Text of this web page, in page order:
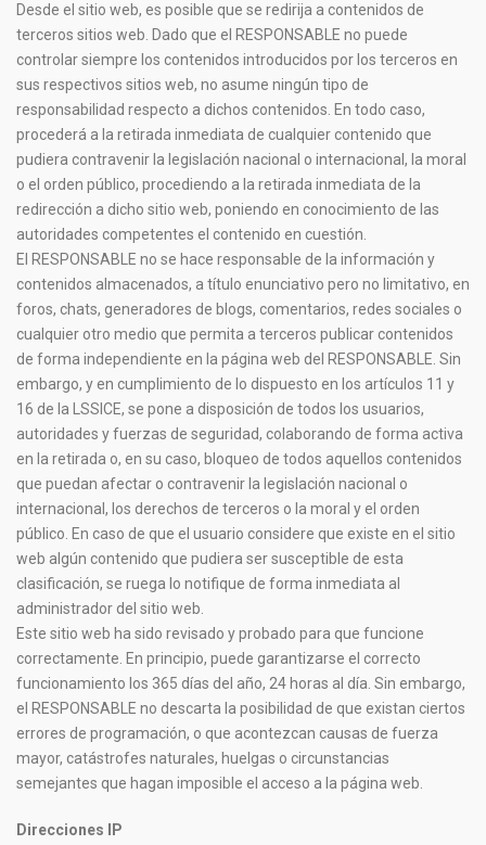
Desde el sitio web, es posible que se redirija a contenidos de
terceros sitios web. Dado que el RESPONSABLE no puede
controlar siempre los contenidos introducidos por los terceros en
sus respectivos sitios web, no asume ningún tipo de
responsabilidad respecto a dichos contenidos. En todo caso,
procederá a la retirada inmediata de cualquier contenido que
pudiera contravenir la legislación nacional o internacional, la moral
o el orden público, procediendo a la retirada inmediata de la
redirección a dicho sitio web, poniendo en conocimiento de las
autoridades competentes el contenido en cuestión.
El RESPONSABLE no se hace responsable de la información y
contenidos almacenados, a título enunciativo pero no limitativo, en
foros, chats, generadores de blogs, comentarios, redes sociales o
cualquier otro medio que permita a terceros publicar contenidos
de forma independiente en la página web del RESPONSABLE. Sin
embargo, y en cumplimiento de lo dispuesto en los artículos 11 y
16 de la LSSICE, se pone a disposición de todos los usuarios,
autoridades y fuerzas de seguridad, colaborando de forma activa
en la retirada o, en su caso, bloqueo de todos aquellos contenidos
que puedan afectar o contravenir la legislación nacional o
internacional, los derechos de terceros o la moral y el orden
público. En caso de que el usuario considere que existe en el sitio
web algún contenido que pudiera ser susceptible de esta
clasificación, se ruega lo notifique de forma inmediata al
administrador del sitio web.
Este sitio web ha sido revisado y probado para que funcione
correctamente. En principio, puede garantizarse el correcto
funcionamiento los 365 días del año, 24 horas al día. Sin embargo,
el RESPONSABLE no descarta la posibilidad de que existan ciertos
errores de programación, o que acontezcan causas de fuerza
mayor, catástrofes naturales, huelgas o circunstancias
semejantes que hagan imposible el acceso a la página web.
Direcciones IP